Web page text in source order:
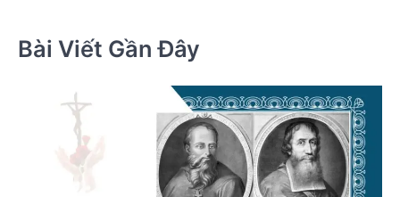
Bài Viết Gần Đây